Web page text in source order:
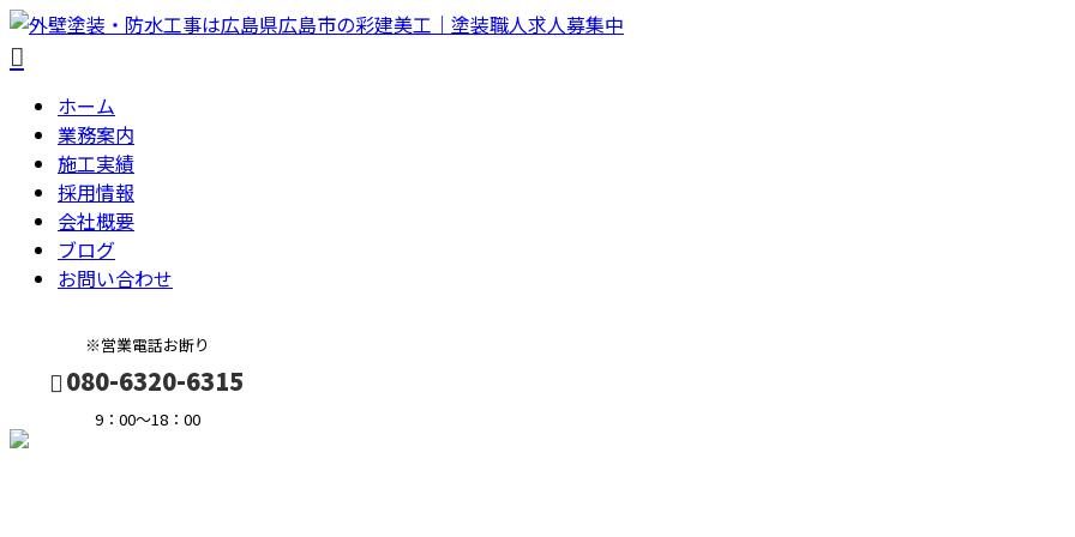
ホーム
業務案内
施工実績
採用情報
会社概要
ブログ
お問い合わせ
※営業電話お断り
080-6320-6315
9：00～18：00